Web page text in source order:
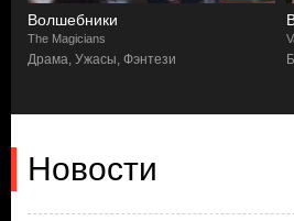
Волшебники
The Magicians
Драма, Ужасы, Фэнтези
Новости